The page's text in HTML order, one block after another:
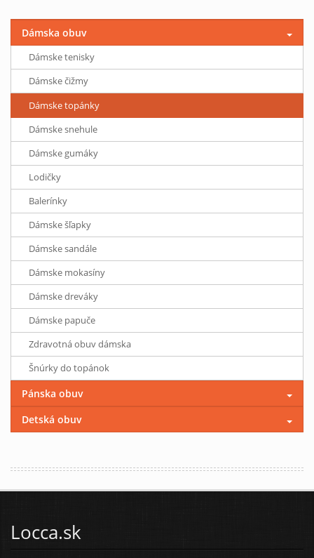
Dámska obuv
Dámske tenisky
Dámske čižmy
Dámske topánky
Dámske snehule
Dámske gumáky
Lodičky
Balerínky
Dámske šľapky
Dámske sandále
Dámske mokasíny
Dámske dreváky
Dámske papuče
Zdravotná obuv dámska
Šnúrky do topánok
Pánska obuv
Detská obuv
Locca.sk